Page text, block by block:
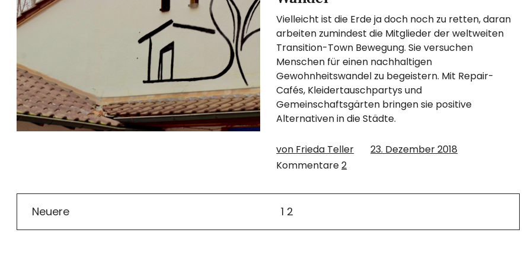
Vielleicht ist die Erde ja doch noch zu retten, daran
arbeiten zumindest die Mitglieder der weltweiten
Transition-Town Bewegung. Sie versuchen
Menschen für einen nachhaltigen
Gewohnheitswandel zu begeistern. Mit Repair-
Cafés, Kleidertauschpartys und
Gemeinschaftsgärten bringen sie positive
Alternativen in die Städte.
von Frieda Teller
23. Dezember 2018
Kommentare2
Neuere 1 2